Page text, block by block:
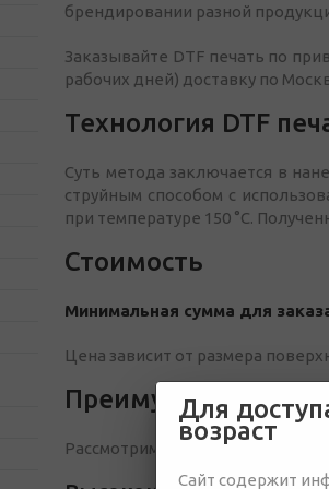
брендировании разной
Заказывайте DTF печать по
рабочих дней) доставку по
Технология DTF
Суть метода заключается в
струйным способом с
при температуре 150 °C.
Стоимость
Минимальная сумма для
Цена зависит от размера
Преимущества DTF
Рассмотрим ключевые
Для
возраст
Сайт содержит